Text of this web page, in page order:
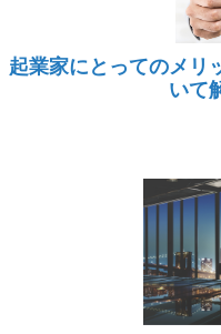
起業家にとってのメリ
いて